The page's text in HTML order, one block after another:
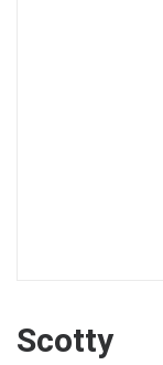
Scotty